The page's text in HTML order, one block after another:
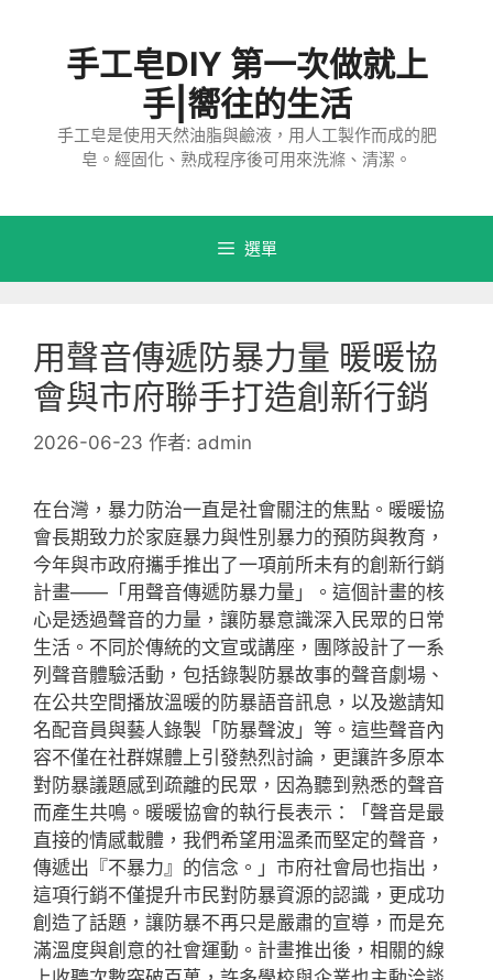
手工皂DIY 第一次做就上
手|嚮往的生活
手工皂是使用天然油脂與鹼液，用人工製作而成的肥
皂。經固化、熟成程序後可用來洗滌、清潔。
選單
用聲音傳遞防暴力量 暖暖協
會與市府聯手打造創新行銷
2026-06-23 作者: admin
在台灣，暴力防治一直是社會關注的焦點。暖暖協
會長期致力於家庭暴力與性別暴力的預防與教育，
今年與市政府攜手推出了一項前所未有的創新行銷
計畫——「用聲音傳遞防暴力量」。這個計畫的核
心是透過聲音的力量，讓防暴意識深入民眾的日常
生活。不同於傳統的文宣或講座，團隊設計了一系
列聲音體驗活動，包括錄製防暴故事的聲音劇場、
在公共空間播放溫暖的防暴語音訊息，以及邀請知
名配音員與藝人錄製「防暴聲波」等。這些聲音內
容不僅在社群媒體上引發熱烈討論，更讓許多原本
對防暴議題感到疏離的民眾，因為聽到熟悉的聲音
而產生共鳴。暖暖協會的執行長表示：「聲音是最
直接的情感載體，我們希望用溫柔而堅定的聲音，
傳遞出『不暴力』的信念。」市府社會局也指出，
這項行銷不僅提升市民對防暴資源的認識，更成功
創造了話題，讓防暴不再只是嚴肅的宣導，而是充
滿溫度與創意的社會運動。計畫推出後，相關的線